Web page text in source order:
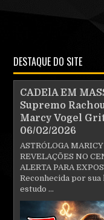
DESTAQUE DO SITE
CADElA EM
Supremo
Marcy Vogel
06/02/2026
ASTRÓLOGA
REVELAÇÕES NO
ALERTA PARA
Reconhecida por
estudo ...